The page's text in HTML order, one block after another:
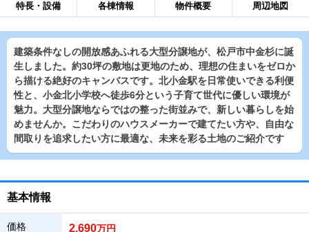
特長・設備 各棟情報 物件概要 周辺地図
建築条件なしの開放感あふれる大型分譲地が、松戸市中金杉に誕
生しました。約30坪の敷地は更地のため、理想の住まいをゼロか
ら描ける絶好のキャンバスです。北小金駅を日常使いできる利便
性と、小金北小学校へ徒歩6分という子育て世代に優しい環境が
魅力。大型分譲地ならではの整った街並みで、新しい暮らしを始
めませんか。こだわりのハウスメーカーで建てたい方や、自由な
間取りを追求したい方に最適な、未来を彩る土地のご紹介です
基本情報
価格 2,690万円